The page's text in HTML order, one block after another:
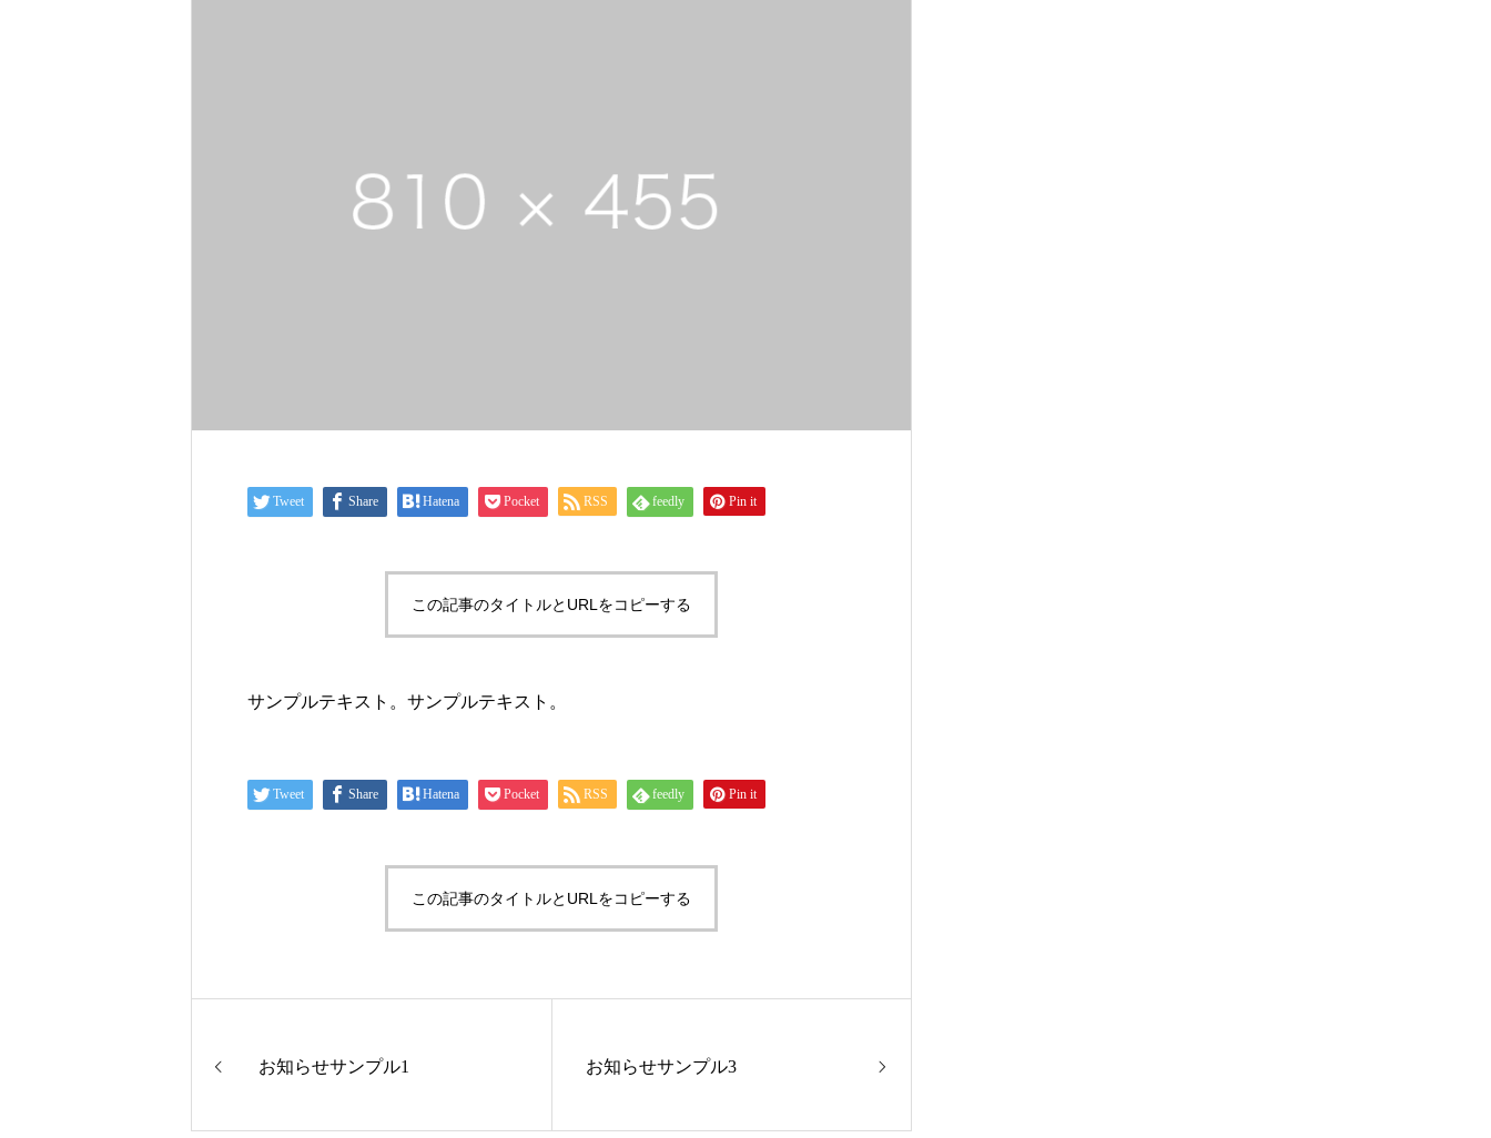
Tweet Share Hatena Pocket RSS feedly Pin it
この記事のタイトルとURLをコピーする
サンプルテキスト。サンプルテキスト。
Tweet Share Hatena Pocket RSS feedly Pin it
この記事のタイトルとURLをコピーする
お知らせサンプル1 お知らせサンプル3